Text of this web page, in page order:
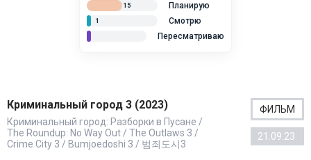
Планирую
15
Смотрю
1
Пересматриваю
Криминальный город 3 (2023)
Криминальный город: Разборки в Пусане /
The Roundup: No Way Out / The Outlaws 3 /
Crime City 3 / Bumjoedoshi 3 / 범죄도시3
ФИЛЬМ
21.09.23